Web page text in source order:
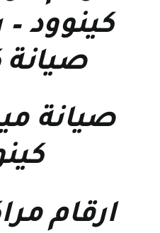
كينوود–
صيانة
صيانة
ارقام